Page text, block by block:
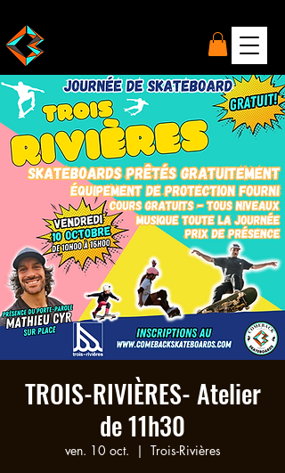
TROIS-RIVIÈRES- Atelier
de 11h30
ven. 10 oct.
  |
Trois-Rivières